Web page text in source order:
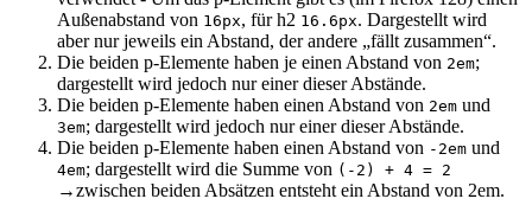
Außenabstand von 16px, für h2 16.6px. Dargestellt wird
aber nur jeweils ein Abstand, der andere „fällt zusammen“.
Die beiden p-Elemente haben je einen Abstand von 2em;
dargestellt wird jedoch nur einer dieser Abstände.
Die beiden p-Elemente haben einen Abstand von 2em und
3em; dargestellt wird jedoch nur einer dieser Abstände.
Die beiden p-Elemente haben einen Abstand von -2em und
4em; dargestellt wird die Summe von (-2) + 4 = 2
→zwischen beiden Absätzen entsteht ein Abstand von 2em.